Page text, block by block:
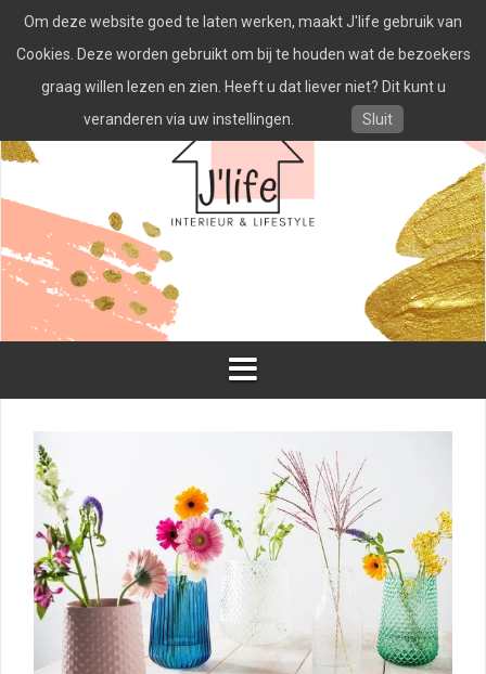
naar
inhoud
Om deze website goed te laten werken, maakt J'life gebruik van
Cookies. Deze worden gebruikt om bij te houden wat de bezoekers
graag willen lezen en zien. Heeft u dat liever niet? Dit kunt u
veranderen via uw instellingen.
Sluit